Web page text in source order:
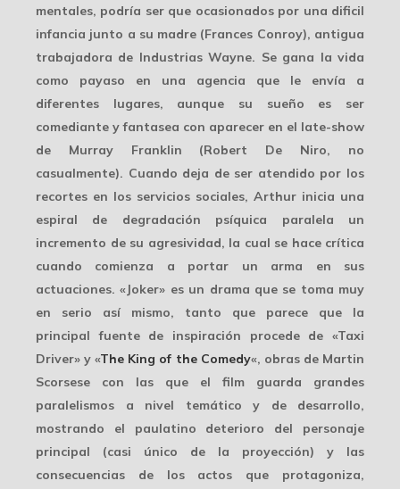
mentales, podría ser que ocasionados por una dificil
infancia junto a su madre (Frances Conroy), antigua
trabajadora de Industrias Wayne. Se gana la vida
como payaso en una agencia que le envía a
diferentes lugares, aunque su sueño es ser
comediante y fantasea con aparecer en el late-show
de Murray Franklin (Robert De Niro, no
casualmente). Cuando deja de ser atendido por los
recortes en los servicios sociales, Arthur inicia una
espiral de degradación psíquica paralela un
incremento de su agresividad, la cual se hace crítica
cuando comienza a portar un arma en sus
actuaciones. «Joker» es un drama que se toma muy
en serio así mismo, tanto que parece que la
principal fuente de inspiración procede de «Taxi
Driver» y «The King of the Comedy«, obras de Martin
Scorsese con las que el film guarda grandes
paralelismos a nivel temático y de desarrollo,
mostrando el paulatino deterioro del personaje
principal (casi único de la proyección) y las
consecuencias de los actos que protagoniza,